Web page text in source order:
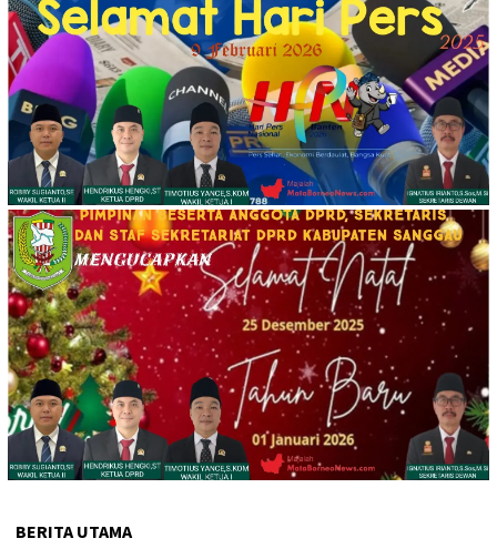
BERITA UTAMA